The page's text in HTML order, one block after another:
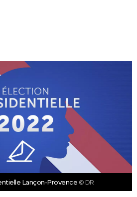
Lançon-Provence © DR